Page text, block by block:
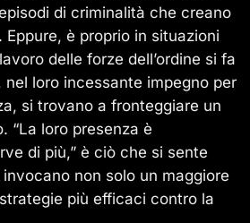
di criminalità che creano
Eppure, è proprio in situazioni
delle forze dell’ordine si fa
loro incessante impegno per
si trovano a fronteggiare un
“La loro presenza è
di più,” è ciò che si sente
non solo un maggiore
più efficaci contro la